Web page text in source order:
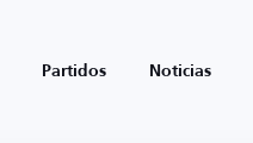
Partidos Noticias